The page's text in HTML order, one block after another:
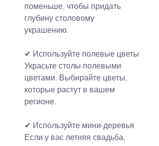
поменьше, чтобы придать
глубину столовому
украшению.
✔ Используйте полевые цветы
Украсьте столы полевыми
цветами. Выбирайте цветы,
которые растут в вашем
регионе.
✔ Используйте мини-деревья
Если у вас летняя свадьба,